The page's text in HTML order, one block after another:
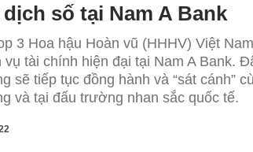
số tại Nam A Bank
3 Hoa hậu Hoàn vũ (HHHV) Việt
vụ tài chính hiện đại tại Nam A Bank.
sẽ tiếp tục đồng hành và “sát cánh”
và tại đấu trường nhan sắc quốc tế.